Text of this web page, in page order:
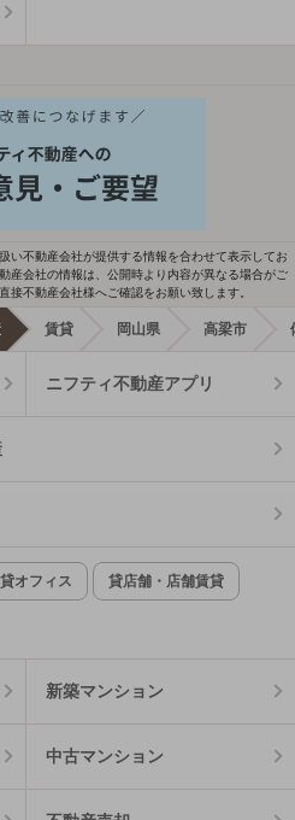
い不動産会社が提供する情報を合わせて表示してお
産会社の情報は、公開時より内容が異なる場合がご
接不動産会社様へご確認をお願い致します。
賃貸 岡山県 高梁市
ニフティ不動産アプリ
オフィス 貸店舗・店舗賃貸
新築マンション
中古マンション